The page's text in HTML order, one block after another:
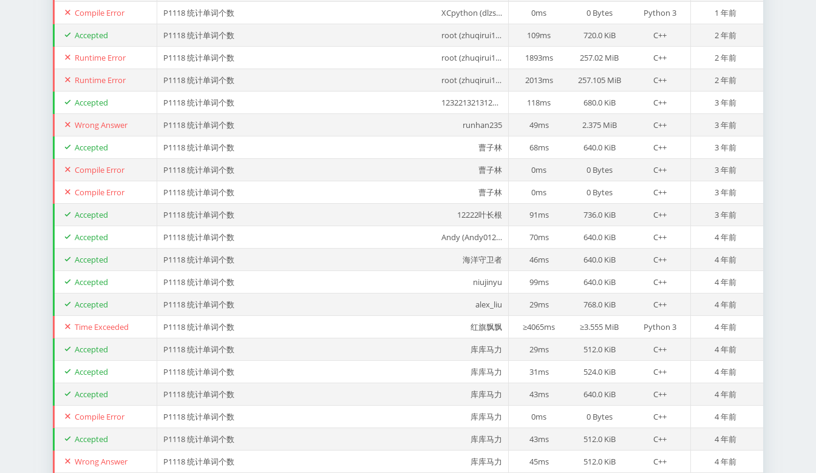
Compile Error P1118 统计单词个数 XCpython (dlzs1707) 0ms 0 Bytes Python 3 1 年前
Accepted P1118 统计单词个数 root (zhuqirui123) 109ms 720.0 KiB C++ 2 年前
Runtime Error P1118 统计单词个数 root (zhuqirui123) 1893ms 257.02 MiB C++ 2 年前
Runtime Error P1118 统计单词个数 root (zhuqirui123) 2013ms 257.105 MiB C++ 2 年前
Accepted P1118 统计单词个数 12322132131231 (褚战) 118ms 680.0 KiB C++ 3 年前
Wrong Answer P1118 统计单词个数 runhan235 49ms 2.375 MiB C++ 3 年前
Accepted P1118 统计单词个数 曹子林 68ms 640.0 KiB C++ 3 年前
Compile Error P1118 统计单词个数 曹子林 0ms 0 Bytes C++ 3 年前
Compile Error P1118 统计单词个数 曹子林 0ms 0 Bytes C++ 3 年前
Accepted P1118 统计单词个数 12222叶长根 91ms 736.0 KiB C++ 3 年前
Accepted P1118 统计单词个数 Andy (Andy0128) 70ms 640.0 KiB C++ 4 年前
Accepted P1118 统计单词个数 海洋守卫者 46ms 640.0 KiB C++ 4 年前
Accepted P1118 统计单词个数 niujinyu 99ms 640.0 KiB C++ 4 年前
Accepted P1118 统计单词个数 alex_liu 29ms 768.0 KiB C++ 4 年前
Time Exceeded P1118 统计单词个数 红旗飘飘 ≥4065ms ≥3.555 MiB Python 3 4 年前
Accepted P1118 统计单词个数 库库马力 29ms 512.0 KiB C++ 4 年前
Accepted P1118 统计单词个数 库库马力 31ms 524.0 KiB C++ 4 年前
Accepted P1118 统计单词个数 库库马力 43ms 640.0 KiB C++ 4 年前
Compile Error P1118 统计单词个数 库库马力 0ms 0 Bytes C++ 4 年前
Accepted P1118 统计单词个数 库库马力 43ms 512.0 KiB C++ 4 年前
Wrong Answer P1118 统计单词个数 库库马力 45ms 512.0 KiB C++ 4 年前